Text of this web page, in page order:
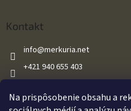
Na prispôsobenie obsahu a
Kontakt
info@merkuria.net
+421 940 655 403
Merkuria.net